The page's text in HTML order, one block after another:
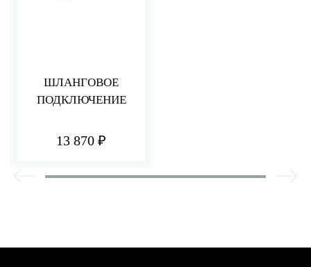
ШЛАНГОВОЕ
ПОДКЛЮЧЕНИЕ
13 870 ₽